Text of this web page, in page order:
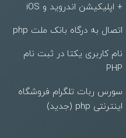
+ اپلیکیشن اندروید و iOS
اتصال به درگاه بانک ملت php
نام کاربری یکتا در ثبت نام
PHP
سورس ربات تلگرام فروشگاه
اینترنتی php (جدید)